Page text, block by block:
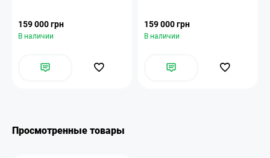
159 000 грн
В наличии
159 000 грн
В наличии
Просмотренные товары